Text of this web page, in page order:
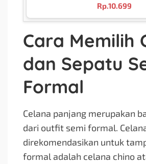
Rp.10.699
Cara Memilih
dan Sepatu
Formal
Celana panjang merupakan
dari outfit semi formal.
direkomendasikan untuk
formal adalah celana chino